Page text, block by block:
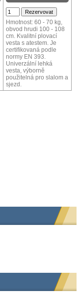
Hmotnost: 60 - 70 kg,
obvod hrudi 100 - 108
cm. Kvalitní plovací
vesta s atestem. Je
certifikovaná podle
normy EN 393.
Univerzální lehká
vesta, výborně
použitelná pro slalom a
sjezd.